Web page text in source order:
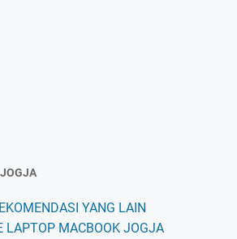
YANG LAIN
LAPTOP MACBOOK JOGJA